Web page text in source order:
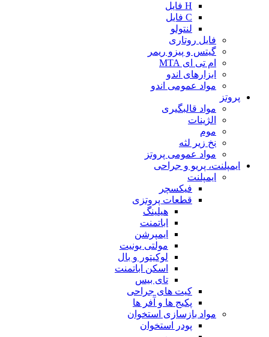
H فایل
C فایل
لنتولو
فایل روتاری
گیتس و پیزو ریمر
ام تی ای MTA
ابزارهای اندو
مواد عمومی اندو
پروتز
مواد قالبگیری
الژینات
موم
نخ زیر لثه
مواد عمومی پروتز
ایمپلنت، پریو و جراحی
ایمپلنت
فیکسچر
قطعات پروتزی
هیلینگ
اباتمنت
ایمپرشن
مولتی یونیت
لوکیتور و بال
اسکن اباتمنت
تای بیس
کیت های جراحی
پکیج ها و آفر ها
مواد بازسازی استخوان
پودر استخوان